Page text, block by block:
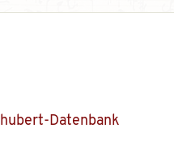
Datenbank